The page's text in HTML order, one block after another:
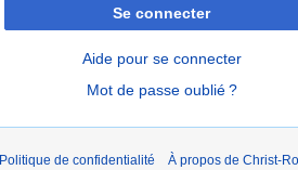
Se connecter
Aide pour se connecter
Mot de passe oublié ?
Politique de confidentialité À propos de Christ-